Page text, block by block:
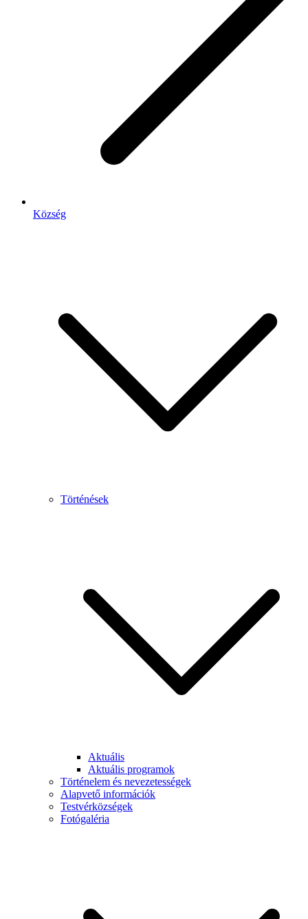
Község
Történések
Aktuális
Aktuális programok
Történelem és nevezetességek
Alapvető információk
Testvérközségek
Fotógaléria